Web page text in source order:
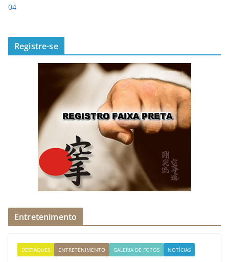
04
Registre-se
Entretenimento
DESTAQUES ENTRETENIMENTO GALERIA DE FOTOS NOTÍCIAS